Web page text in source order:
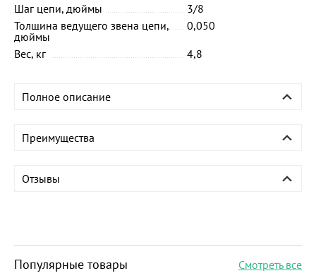
Шаг цепи, дюймы
3/8
Толщина ведущего звена цепи,
дюймы
0,050
Вес, кг
4,8
Полное описание
Преимущества
Отзывы
Популярные товары Смотреть все